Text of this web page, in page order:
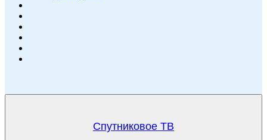
Спутниковое ТВ